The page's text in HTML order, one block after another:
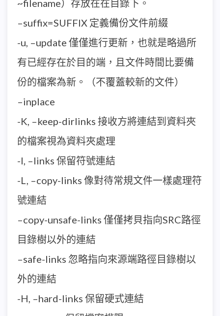
~filename）存放在在目錄下。
–suffix=SUFFIX 定義備份文件前綴
-u, –update 僅僅進行更新，也就是略過所
有已經存在於目的端，且文件時間比要備
份的檔案為新。（不覆蓋較新的文件）
–inplace
-K, –keep-dirlinks 接收方將連結到資料夾
的檔案視為資料夾處理
-l, –links 保留符號連結
-L, –copy-links 像對待常規文件一樣處理符
號連結
–copy-unsafe-links 僅僅拷貝指向SRC路徑
目錄樹以外的連結
–safe-links 忽略指向來源端路徑目錄樹以
外的連結
-H, –hard-links 保留硬式連結